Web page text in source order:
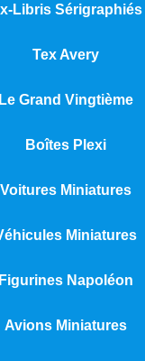
Libris Sérigraphiés
Tex Avery
Le Grand Vingtième
Boîtes Plexi
Voitures Miniatures
Miniatures
Figurines Napoléon
Avions Miniatures